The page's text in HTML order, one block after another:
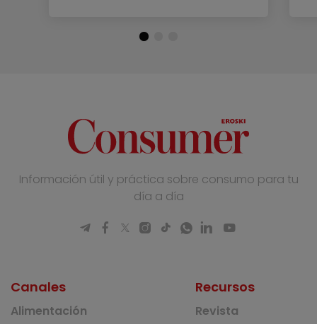
Información útil y práctica sobre consumo para tu
día a día
Canales
Alimentación
Recursos
Revista